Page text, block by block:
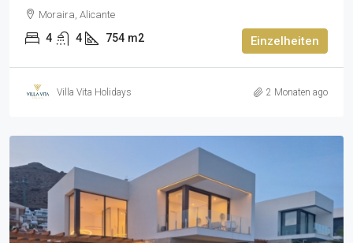
Moraira, Alicante
4 4 754 m2 Einzelheiten
Villa Vita Holidays 2 Monaten ago